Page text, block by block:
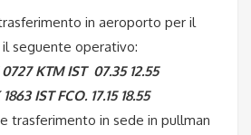
in aeroporto per il
seguente operativo:
KTM IST 07.35 12.55
IST FCO. 17.15 18.55
trasferimento in sede in pullman